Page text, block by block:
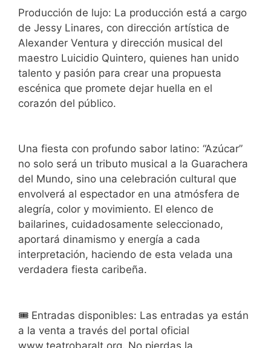
Producción de lujo: La producción está a cargo
de Jessy Linares, con dirección artística de
Alexander Ventura y dirección musical del
maestro Luicidio Quintero, quienes han unido
talento y pasión para crear una propuesta
escénica que promete dejar huella en el
corazón del público.
Una fiesta con profundo sabor latino: “Azúcar”
no solo será un tributo musical a la Guarachera
del Mundo, sino una celebración cultural que
envolverá al espectador en una atmósfera de
alegría, color y movimiento. El elenco de
bailarines, cuidadosamente seleccionado,
aportará dinamismo y energía a cada
interpretación, haciendo de esta velada una
verdadera fiesta caribeña.
🎟️ Entradas disponibles: Las entradas ya están
a la venta a través del portal oficial
www.teatrobaralt.org. No pierdas la